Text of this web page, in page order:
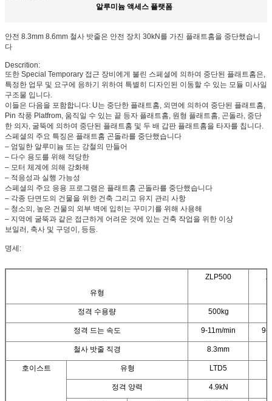
알루미늄 액세스 플랫폼
안전 8.3mm 8.6mm 철사 밧줄은 안전 장치 30kN를 가진 플래트홈을 중단했습니
다
Descrition:
또한 Special Temporary 접근 장비에게 불린 스페셜에 의하여 중단된 플래트홈은,
특정한 업무 및 요구에 응하기 위하여 특별히 디자인된 이동할 수 있는 모듈 미사일
구조물 입니다.
이들은 다음을 포함합니다: U는 중단한 플래트홈, 외면에 의하여 중단된 플래트홈,
Pin 작풍 Platfrom, 움직일 수 있는 끝 등자 플래트홈, 원형 플래트홈, 곤돌라, 중단
한 의자, 굴뚝에 의하여 중단된 플래트홈 및 두 배 갑판 플래트홈을 타자를 칩니다.
스페셜의 주요 특징은 플래트홈 곤돌라를 중단했습니다
– 엄밀한 알루미늄 또는 강철의 만들어
– 다수 용도를 위해 적당한
– 모터 체계에 의해 강화해
– 적응성과 실행 가능성
스페셜의 주요 응용 프로그램은 플래트홈 곤돌라를 중단했습니다
– 각종 단면도의 건물을 위한 건축 그리고 유지 관리 사항
– 청소의, 높은 건물의 외부 벽에 입히는 꾸미기를 위해 사용해
– 지역에 굴뚝과 같은 접근하게 어려운 것에 있는 건축 작업을 위한 이상
보일러, 축사 및 구덩이, 등등.
명세:
유형
ZLP500
정격 수용량 500kg
정격 드는 속도 9-11m/min 9-
철사 밧줄 직경 8.3mm
호이스트 유형 LTD5
정격 양력 4.9kN